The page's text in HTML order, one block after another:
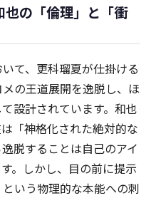
の「倫理」と「衝
て、更科瑠夏が仕掛ける
の王道展開を逸脱し、ほ
設計されています。和也
「神格化された絶対的な
脱することは自己のアイ
。しかし、目の前に提示
いう物理的な本能への刺